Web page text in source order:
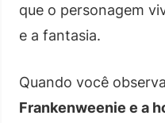
que o personagem
e a fantasia.
Quando você
Frankenweenie e a